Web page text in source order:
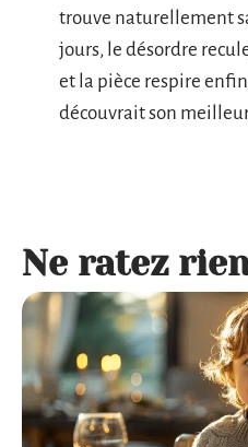
trouve naturellement
jours, le désordre
et la pièce respire
découvrait son
Ne ratez